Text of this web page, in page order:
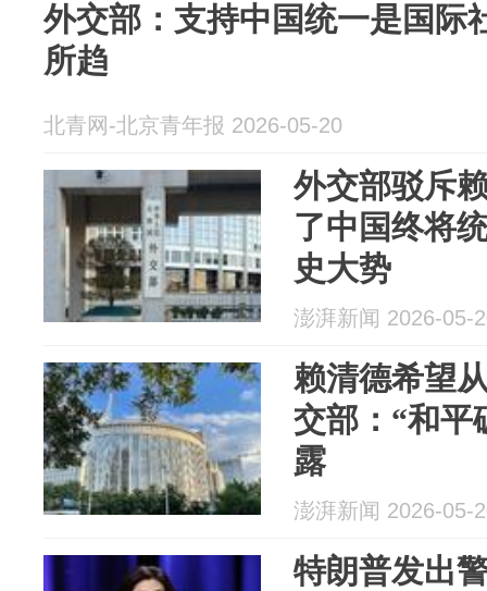
外交部：支持中国统一是国际
所趋
北青网-北京青年报 2026-05-20
外交部驳斥
了中国终将
史大势
澎湃新闻 2026-05-
赖清德希望
交部：“和平
露
澎湃新闻 2026-05-
特朗普发出